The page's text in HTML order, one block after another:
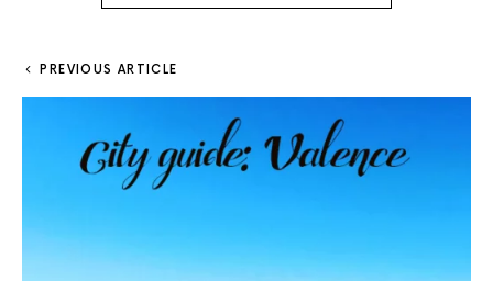
PREVIOUS ARTICLE